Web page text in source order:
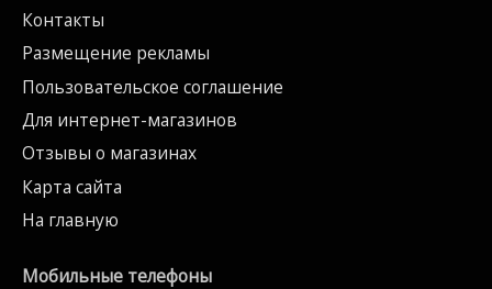
Контакты
Размещение рекламы
Пользовательское соглашение
Для интернет-магазинов
Отзывы о магазинах
Карта сайта
На главную
Мобильные телефоны